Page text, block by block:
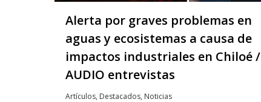
Hit enter to search or ESC to close
Alerta por graves problemas en
aguas y ecosistemas a causa de
impactos industriales en Chiloé /
AUDIO entrevistas
Artículos, Destacados, Noticias